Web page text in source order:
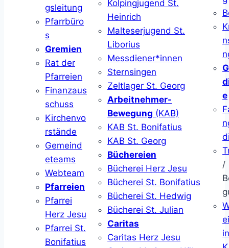
gsleitung
Pfarrbüro
s
Gremien
Rat der
Pfarreien
Finanzaus
schuss
Kirchenvo
rstände
Gemeind
eteams
Webteam
Pfarreien
Pfarrei
Herz Jesu
Pfarrei St.
Bonifatius
Kolpingjugend St.
Heinrich
Malteserjugend St.
Liborius
Messdiener*innen
Sternsingen
Zeltlager St. Georg
Arbeitnehmer-
Bewegung (KAB)
KAB St. Bonifatius
KAB St. Georg
Büchereien
Bücherei Herz Jesu
Bücherei St. Bonifatius
Bücherei St. Hedwig
Bücherei St. Julian
Caritas
Caritas Herz Jesu
e
/